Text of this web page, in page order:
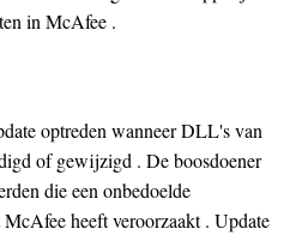
in McAfee .
optreden wanneer DLL's van
of gewijzigd . De boosdoener
die een onbedoelde
heeft veroorzaakt . Update